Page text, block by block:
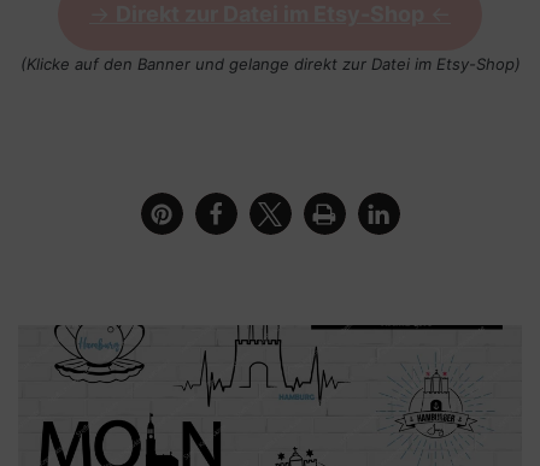
(Klicke auf den Banner und gelange direkt zur Datei im Etsy-Shop)